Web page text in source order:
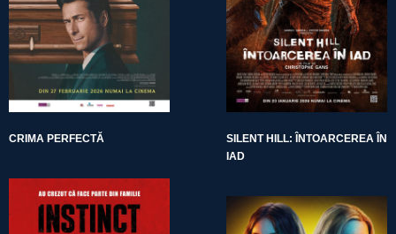
CRIMA PERFECTĂ
SILENT HILL: ÎNTOARCEREA ÎN
IAD